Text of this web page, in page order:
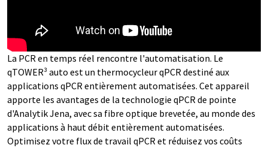
La PCR en temps réel rencontre l'automatisation. Le
qTOWER³ auto est un thermocycleur qPCR destiné aux
applications qPCR entièrement automatisées. Cet appareil
apporte les avantages de la technologie qPCR de pointe
d'Analytik Jena, avec sa fibre optique brevetée, au monde des
applications à haut débit entièrement automatisées.
Optimisez votre flux de travail qPCR et réduisez vos coûts